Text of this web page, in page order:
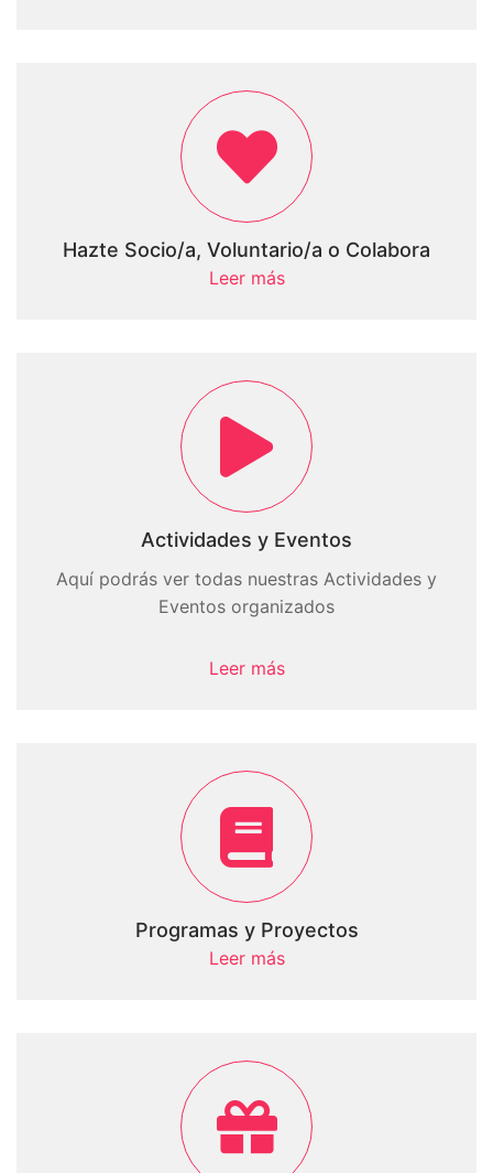
Hazte Socio/a, Voluntario/a o Colabora
Leer más
Actividades y Eventos
Aquí podrás ver todas nuestras Actividades y
Eventos organizados
Leer más
Programas y Proyectos
Leer más